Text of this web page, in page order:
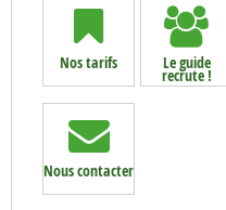
Nos tarifs Le guide
recrute !
Nous contacter